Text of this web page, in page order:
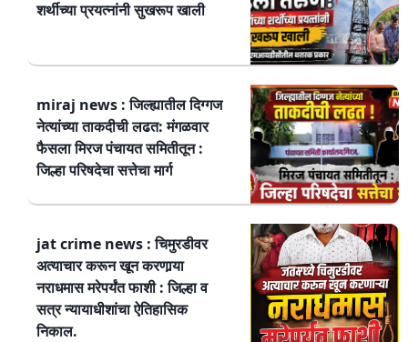
शर्थीच्या प्रयत्नांनी सुखरूप खाली
miraj news : जिल्ह्यातील दिग्गज
नेत्यांच्या ताकदीची लढत: मंगळवार
फैसला मिरज पंचायत समितीतून :
जिल्हा परिषदेचा सत्तेचा मार्ग
jat crime news : चिमुरडीवर
अत्याचार करून खून करणार्‍या
नराधमास मरेपर्यंत फाशी : जिल्हा व
सत्र न्यायाधीशांचा ऐतिहासिक
निकाल.